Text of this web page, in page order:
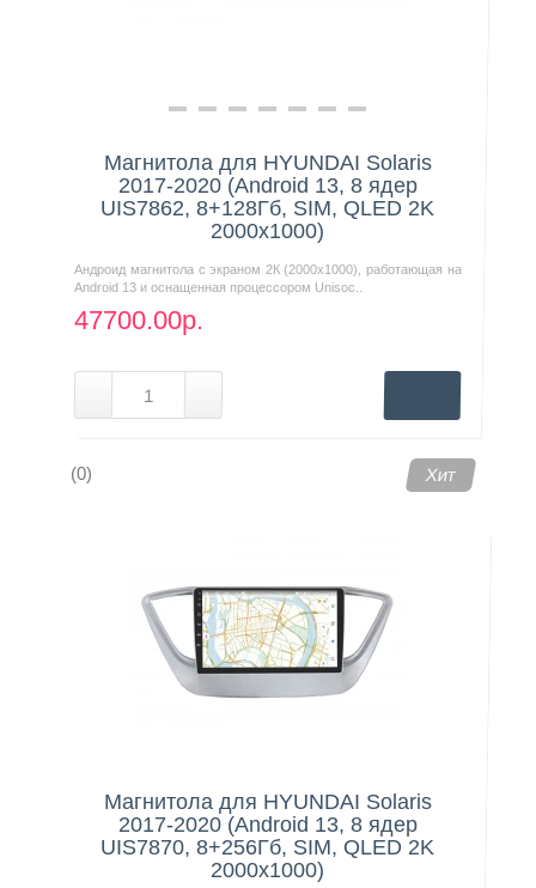
Магнитола для HYUNDAI Solaris
2017-2020 (Android 13, 8 ядер
UIS7862, 8+128Гб, SIM, QLED 2K
2000x1000)
Андроид магнитола с экраном 2К (2000х1000), работающая на
Android 13 и оснащенная процессором Unisoc..
47700.00р.
(0) Хит
Магнитола для HYUNDAI Solaris
2017-2020 (Android 13, 8 ядер
UIS7870, 8+256Гб, SIM, QLED 2K
2000x1000)